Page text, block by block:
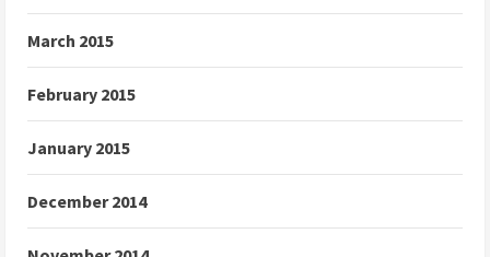
March 2015
February 2015
January 2015
December 2014